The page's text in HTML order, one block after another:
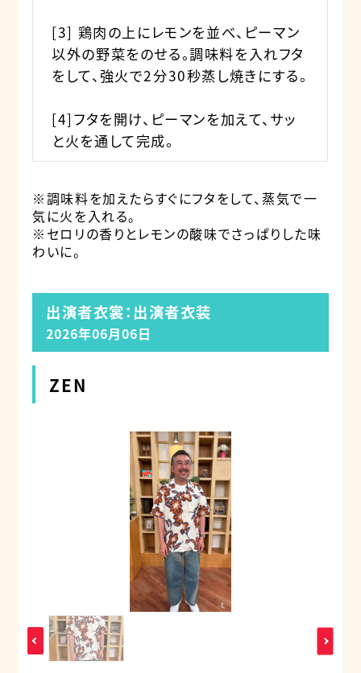
[3] 鶏肉の上にレモンを並べ、ピーマン
以外の野菜をのせる。調味料を入れフタ
をして、強火で2分30秒蒸し焼きにする。
[4]フタを開け、ピーマンを加えて、サッ
と火を通して完成。
※調味料を加えたらすぐにフタをして、蒸気で一
気に火を入れる。
※セロリの香りとレモンの酸味でさっぱりした味
わいに。
出演者衣裳：出演者衣装
2026年06月06日
ZEN